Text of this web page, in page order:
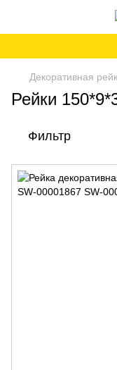
Декоративная
Рейки
Фильтр